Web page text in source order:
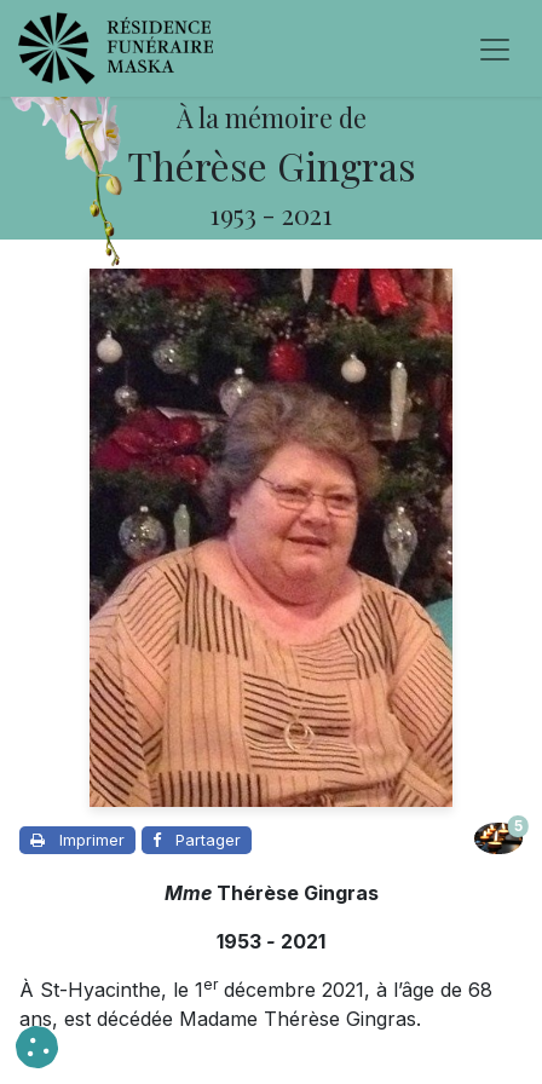
À la mémoire de
Thérèse Gingras
1953 - 2021
Imprimer Partager
5
Mme Thérèse Gingras
1953 - 2021
À St-Hyacinthe, le 1erdécembre 2021, à l’âge de 68
ans, est décédée Madame Thérèse Gingras.